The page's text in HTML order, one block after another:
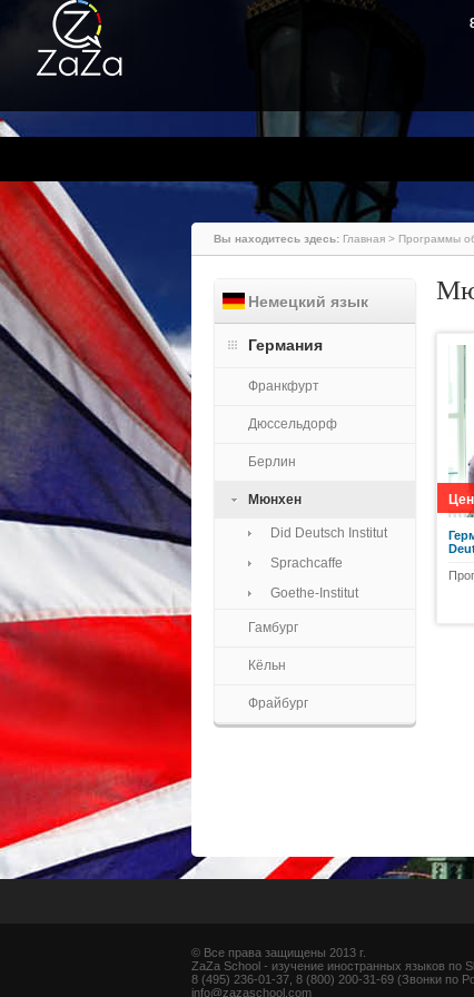
Вы находитесь здесь: Главная > Программы
Немецкий язык
Германия
Франкфурт
Дюссельдорф
Берлин
Мюнхен
Did Deutsch Institut
Sprachcaffe
Goethe-Institut
Гамбург
Кёльн
Фрайбург
© Все права защищены 2013 г.
ZaZa School - изучение иностранных языков по
8 (495) 236-01-37, 8 (800) 200-31-69 (Звонки по
info@zazaschool.com